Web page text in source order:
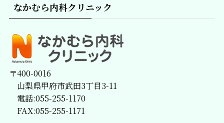
なかむら内科クリニック
〒400-0016
山梨県甲府市武田3丁目3-11
電話:055-255-1170
FAX:055-255-1171